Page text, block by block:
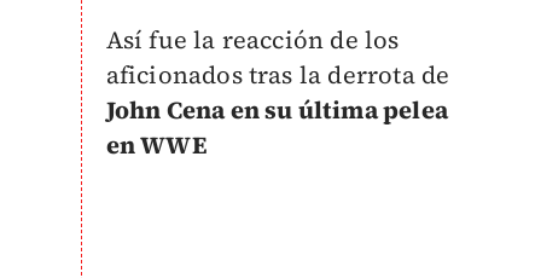
Así fue la reacción de los
aficionados tras la derrota de
John Cena en su última pelea
en WWE